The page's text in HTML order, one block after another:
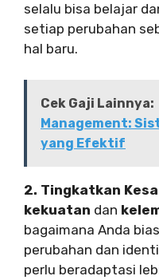
selalu bisa belajar
setiap perubahan
hal baru.
Cek Gaji Lainnya:
Management:
yang Efektif
2. Tingkatkan
kekuatan dan
bagaimana Anda
perubahan dan
perlu beradaptasi